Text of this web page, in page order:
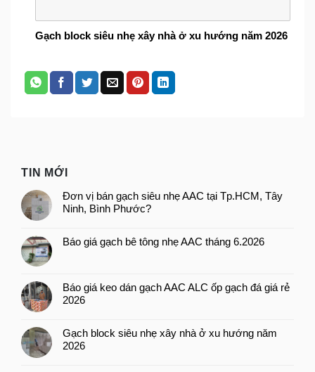
Gạch block siêu nhẹ xây nhà ở xu hướng năm 2026
TIN MỚI
Đơn vị bán gạch siêu nhẹ AAC tại Tp.HCM, Tây
Ninh, Bình Phước?
Báo giá gạch bê tông nhẹ AAC tháng 6.2026
Báo giá keo dán gạch AAC ALC ốp gạch đá giá rẻ
2026
Gạch block siêu nhẹ xây nhà ở xu hướng năm
2026